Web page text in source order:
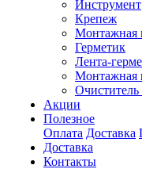
Инструмент
Крепеж
Монтажная
Герметик
Лента-
Монтажная
Акции
Полезное
Оплата Доставка
Доставка
Контакты